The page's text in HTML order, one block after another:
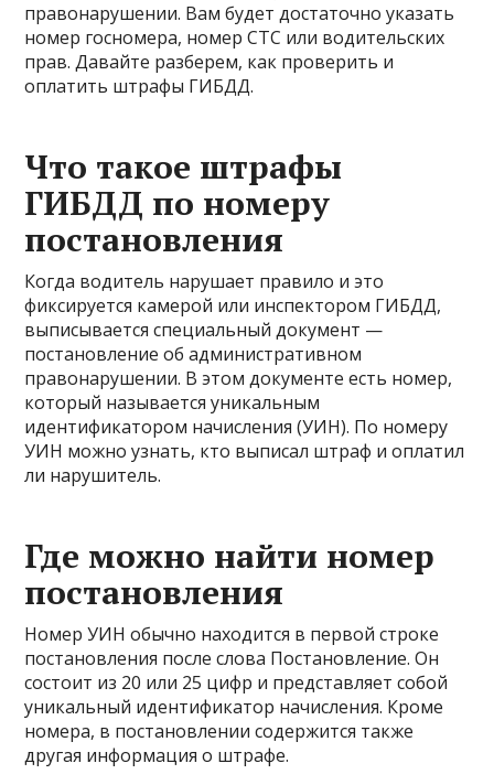
правонарушении. Вам будет достаточно указать
номер госномера, номер СТС или водительских
прав. Давайте разберем, как проверить и
оплатить штрафы ГИБДД.
Что такое штрафы
ГИБДД по номеру
постановления
Когда водитель нарушает правило и это
фиксируется камерой или инспектором ГИБДД,
выписывается специальный документ —
постановление об административном
правонарушении. В этом документе есть номер,
который называется уникальным
идентификатором начисления (УИН). По номеру
УИН можно узнать, кто выписал штраф и оплатил
ли нарушитель.
Где можно найти номер
постановления
Номер УИН обычно находится в первой строке
постановления после слова Постановление. Он
состоит из 20 или 25 цифр и представляет собой
уникальный идентификатор начисления. Кроме
номера, в постановлении содержится также
другая информация о штрафе.